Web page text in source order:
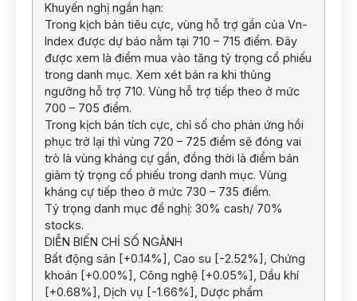
Khuyến nghị ngắn hạn:
Trong kịch bản tiêu cực, vùng hỗ trợ gần của Vn-
Index được dự báo nằm tại 710 – 715 điểm. Đây
được xem là điểm mua vào tăng tỷ trọng cổ phiếu
trong danh mục. Xem xét bán ra khi thủng
ngưỡng hỗ trợ 710. Vùng hỗ trợ tiếp theo ở mức
700 – 705 điểm.
Trong kịch bản tích cực, chỉ số cho phản ứng hồi
phục trở lại thì vùng 720 – 725 điểm sẽ đóng vai
trò là vùng kháng cự gần, đồng thời là điểm bán
giảm tỷ trọng cổ phiếu trong danh mục. Vùng
kháng cự tiếp theo ở mức 730 – 735 điểm.
Tỷ trọng danh mục đề nghị: 30% cash/ 70%
stocks.
DIỄN BIẾN CHỈ SỐ NGÀNH
Bất động sản [+0.14%], Cao su [-2.52%], Chứng
khoán [+0.00%], Công nghệ [+0.05%], Dầu khí
[+0.68%], Dịch vụ [-1.66%], Dược phẩm